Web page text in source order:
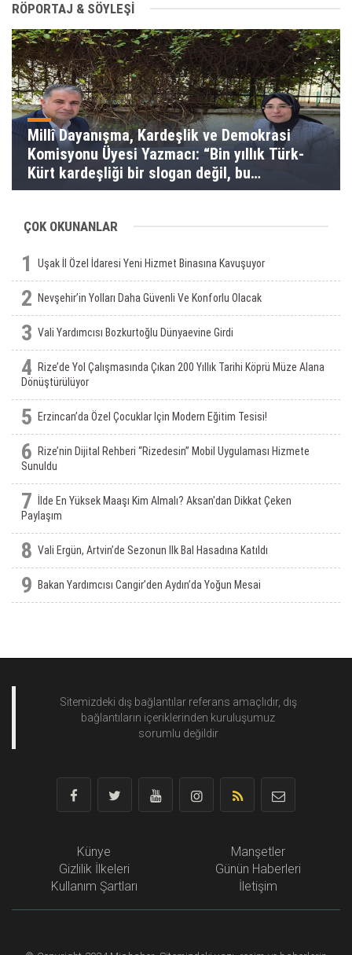
RÖPORTAJ & SÖYLEŞİ
Millî Dayanışma, Kardeşlik ve Demokrasi
Komisyonu Üyesi Yazmacı: “Bin yıllık Türk-
Kürt kardeşliği bir slogan değil, bu
toprakların gerçeğidir”
ÇOK OKUNANLAR
1 Uşak İl Özel İdaresi Yeni Hizmet Binasına Kavuşuyor
2 Nevşehir’in Yolları Daha Güvenli Ve Konforlu Olacak
3 Vali Yardımcısı Bozkurtoğlu Dünyaevine Girdi
4
Rize’de Yol Çalışmasında Çıkan 200 Yıllık Tarihi Köprü Müze Alana
Dönüştürülüyor
5 Erzincan’da Özel Çocuklar Için Modern Eğitim Tesisi!
6
Rize’nin Dijital Rehberi “Rizedesin” Mobil Uygulaması Hizmete
Sunuldu
7
İlde En Yüksek Maaşı Kim Almalı? Aksan'dan Dikkat Çeken
Paylaşım
8 Vali Ergün, Artvin’de Sezonun Ilk Bal Hasadına Katıldı
9 Bakan Yardımcısı Cangir’den Aydın’da Yoğun Mesai
Sitemizdeki dış bağlantılar referans amaçlıdır, dış
bağlantıların içeriklerinden kuruluşumuz
sorumlu değildir
Künye
Gizlilik İlkeleri
Kullanım Şartları
Manşetler
Günün Haberleri
İletişim